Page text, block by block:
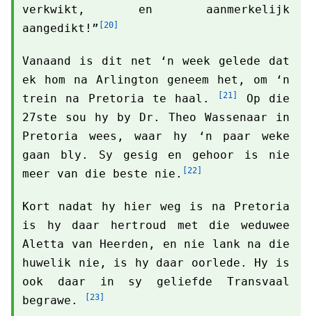
verkwikt, en aanmerkelijk
aangedikt!”
[20]
Vanaand is dit net ‘n week gelede dat
ek hom na Arlington geneem het, om ‘n
trein na Pretoria te haal.
[21]
Op die
27ste sou hy by Dr. Theo Wassenaar in
Pretoria wees, waar hy ‘n paar weke
gaan bly. Sy gesig en gehoor is nie
meer van die beste nie.
[22]
Kort nadat hy hier weg is na Pretoria
is hy daar hertroud met die weduwee
Aletta van Heerden, en nie lank na die
huwelik nie, is hy daar oorlede. Hy is
ook daar in sy geliefde Transvaal
begrawe.
[23]